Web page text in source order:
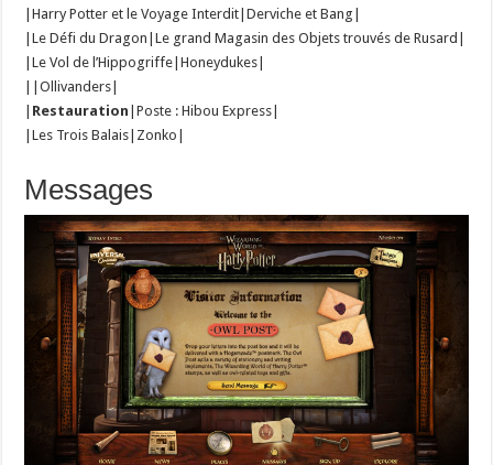
|Harry Potter et le Voyage Interdit|Derviche et Bang|
|Le Défi du Dragon|Le grand Magasin des Objets trouvés de Rusard|
|Le Vol de l’Hippogriffe|Honeydukes|
||Ollivanders|
Restauration |Poste : Hibou Express|
|Les Trois Balais|Zonko|
Messages